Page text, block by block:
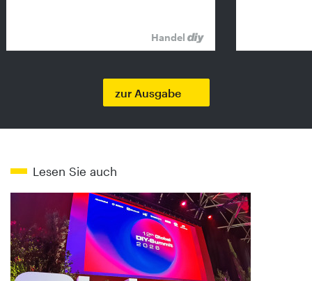
Handel
zur Ausgabe
Lesen Sie auch